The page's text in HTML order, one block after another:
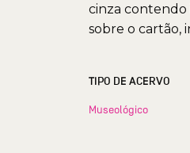
cinza contendo
sobre o cartão,
TIPO DE ACERVO
Museológico